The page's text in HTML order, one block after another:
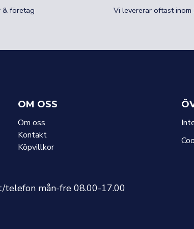
& företag Vi levererar oftast
OM OSS
Om oss
Kontakt
Köpvillkor
telefon mån-fre 08.00-17.00